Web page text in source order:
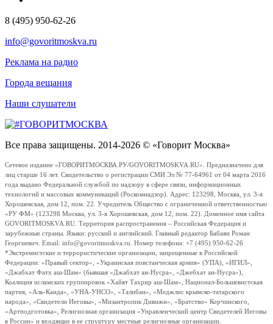
8 (495) 950-62-26
info@govoritmoskva.ru
Реклама на радио
Города вещания
Наши слушатели
Все права защищены. 2014-2026 © «Говорит Москва»
Сетевое издание «ГОВОРИТМОСКВА.РУ/GOVORITMOSKVA.RU». Предназначено для
лиц старше 16 лет. Свидетельство о регистрации СМИ Эл № 77-64961 от 04 марта 2016
года выдано Федеральной службой по надзору в сфере связи, информационных
технологий и массовых коммуникаций (Роскомнадзор). Адрес: 123298, Москва, ул. 3-я
Хорошевская, дом 12, пом. 22. Учредитель Общество с ограниченной ответственностью
«РУ ФМ» (123298 Москва, ул. 3-я Хорошевская, дом 12, пом. 22). Доменное имя сайта
GOVORITMOSKVA.RU. Территория распространения – Российская Федерация и
зарубежные страны. Языки: русский и английский. Главный редактор Бабаян Роман
Георгиевич. Email: info@govoritmoskva.ru. Номер телефона: +7 (495) 950-62-26
*Экстремистские и террористические организации, запрещенные в Российской
Федерации: «Правый сектор», «Украинская повстанческая армия» (УПА), «ИГИЛ»,
«Джабхат Фатх аш-Шам» (бывшая «Джабхат ан-Нусра», «Джебхат ан-Нусра»),
Коалиция исламских группировок «Хайят Тахрир аш-Шам», Национал-Большевистская
партия, «Аль-Каида», «УНА-УНСО», «Талибан», «Меджлис крымско-татарского
народа», «Свидетели Иеговы», «Мизантропик Дивижн», «Братство» Корчинского,
«Артподготовка», Религиозная организация «Управленческий центр Свидетелей Иеговы
в России» и входящие в ее структуру местные религиозные организации.